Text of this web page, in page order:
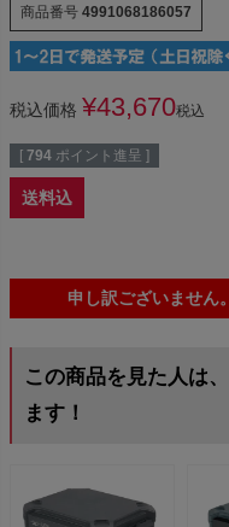
商品番号 4991068186057
税込価格 ¥43,670税込
[ 794 ポイント進呈 ]
送料込
申し訳ございません
この商品を見た人は
ます！